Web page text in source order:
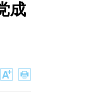
成